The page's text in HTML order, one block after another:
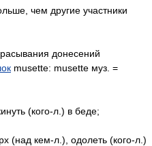
чем другие участники
донесений
musette: musette муз. =
(кого-л.) в беде;
(над кем-л.), одолеть (кого-л.)